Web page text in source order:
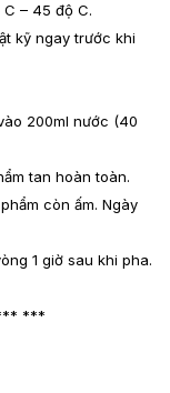
– 45 độ C.
kỹ ngay trước khi
200ml nước (40
tan hoàn toàn.
còn ấm. Ngày
1 giờ sau khi pha.
***